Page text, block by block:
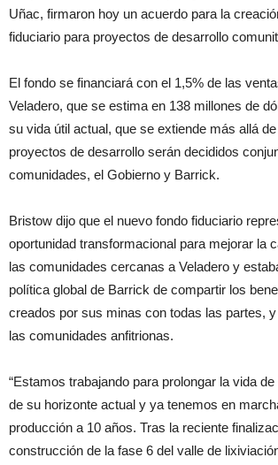
Uñac, firmaron hoy un acuerdo para la
fiduciario para proyectos de desarrollo
El fondo se financiará con el 1,5% de las
Veladero, que se estima en 138 millones de
su vida útil actual, que se extiende más allá
proyectos de desarrollo serán decididos
comunidades, el Gobierno y Barrick.
Bristow dijo que el nuevo fondo fiduciario
oportunidad transformacional para mejorar la
las comunidades cercanas a Veladero y
política global de Barrick de compartir los
creados por sus minas con todas las partes,
las comunidades anfitrionas.
“Estamos trabajando para prolongar la vida
de su horizonte actual y ya tenemos en
producción a 10 años. Tras la reciente
construcción de la fase 6 del valle de